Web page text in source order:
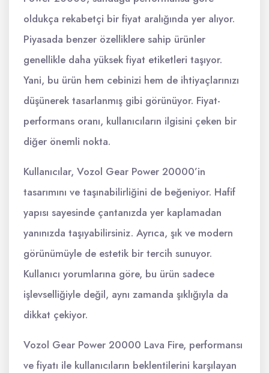
oldukça rekabetçi bir fiyat aralığında yer alıyor.
Piyasada benzer özelliklere sahip ürünler
genellikle daha yüksek fiyat etiketleri taşıyor.
Yani, bu ürün hem cebinizi hem de ihtiyaçlarınızı
düşünerek tasarlanmış gibi görünüyor. Fiyat-
performans oranı, kullanıcıların ilgisini çeken bir
diğer önemli nokta.
Kullanıcılar, Vozol Gear Power 20000’in
tasarımını ve taşınabilirliğini de beğeniyor. Hafif
yapısı sayesinde çantanızda yer kaplamadan
yanınızda taşıyabilirsiniz. Ayrıca, şık ve modern
görünümüyle de estetik bir tercih sunuyor.
Kullanıcı yorumlarına göre, bu ürün sadece
işlevselliğiyle değil, aynı zamanda şıklığıyla da
dikkat çekiyor.
Vozol Gear Power 20000 Lava Fire, performansı
ve fiyatı ile kullanıcıların beklentilerini karşılayan